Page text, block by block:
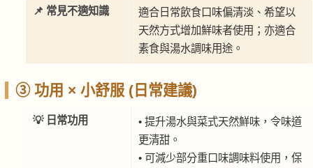
📌 常見不適知識
適合日常飲食口味偏清淡、希望以
天然方式增加鮮味者使用；亦適合
素食與湯水調味用途。
③ 功用 × 小舒服 (日常建議)
💡 日常功用
• 提升湯水與菜式天然鮮味，令味道
更清甜。
• 可減少部分重口味調味料使用，保